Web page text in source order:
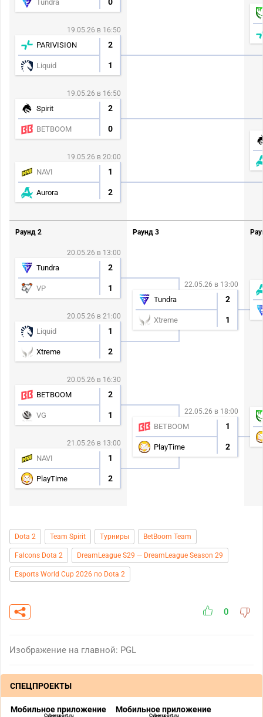
Tundra
19.05.26 в 16:50
PARIVISION 2
Liquid 1
19.05.26 в 16:50
Spirit 2
BETBOOM 0
19.05.26 в 20:00
NAVI 1
Aurora 2
Раунд 2
20.05.26 в 13:00
Tundra 2
VP 1
20.05.26 в 21:00
Liquid 1
Xtreme 2
20.05.26 в 16:30
BETBOOM 2
VG 1
21.05.26 в 13:00
NAVI 1
PlayTime 2
Раунд 3
22.05.26 в 13:00
Tundra 2
Xtreme 1
22.05.26 в 18:00
BETBOOM 1
PlayTime 2
Dota 2 Team Spirit Турниры BetBoom Team
Falcons Dota 2 DreamLeague S29 — DreamLeague Season 29
Esports World Cup 2026 по Dota 2
0
Изображение на главной: PGL
СПЕЦПРОЕКТЫ
Мобильное приложение
Cybersport.ru
Мобильное приложение
Cybersport.ru